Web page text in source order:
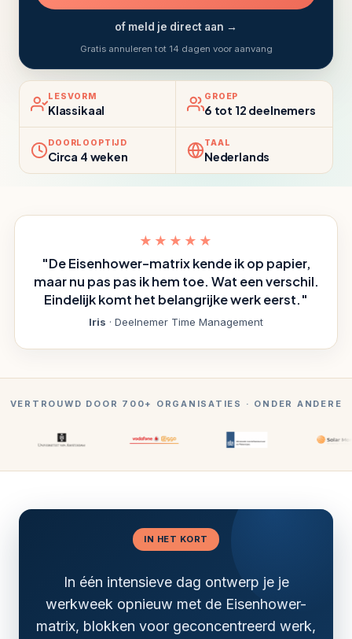
of meld je direct aan →
Gratis annuleren tot 14 dagen voor aanvang
LESVORM
Klassikaal
GROEP
6 tot 12 deelnemers
DOORLOOPTIJD
Circa 4 weken
TAAL
Nederlands
★★★★★
"De Eisenhower-matrix kende ik op papier,
maar nu pas pas ik hem toe. Wat een verschil.
Eindelijk komt het belangrijke werk eerst."
Iris · Deelnemer Time Management
VERTROUWD DOOR 700+ ORGANISATIES · ONDER ANDERE
IN HET KORT
In één intensieve dag ontwerp je je
werkweek opnieuw met de Eisenhower-
matrix, blokken voor geconcentreerd werk,